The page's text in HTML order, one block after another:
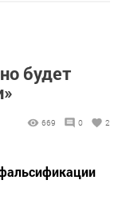
будет
669 0 2